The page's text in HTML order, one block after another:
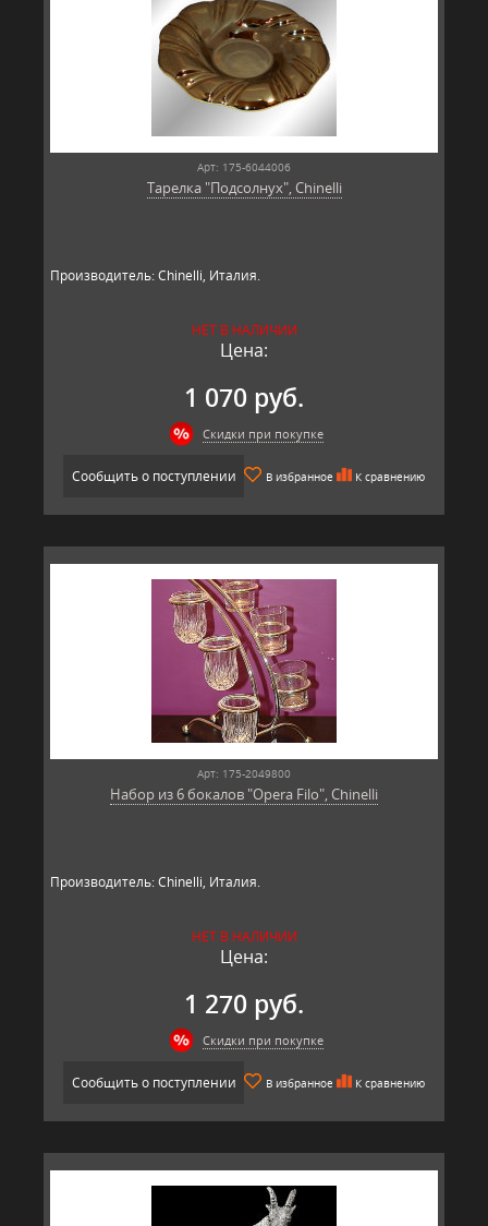
Арт: 175-6044006
Тарелка "Подсолнух", Chinelli
Производитель: Chinelli, Италия.
НЕТ В НАЛИЧИИ
Цена:
1 070 руб.
Скидки при покупке
Сообщить о поступлении В избранное К сравнению
Арт: 175-2049800
Набор из 6 бокалов "Opera Filo", Chinelli
Производитель: Chinelli, Италия.
НЕТ В НАЛИЧИИ
Цена:
1 270 руб.
Скидки при покупке
Сообщить о поступлении В избранное К сравнению